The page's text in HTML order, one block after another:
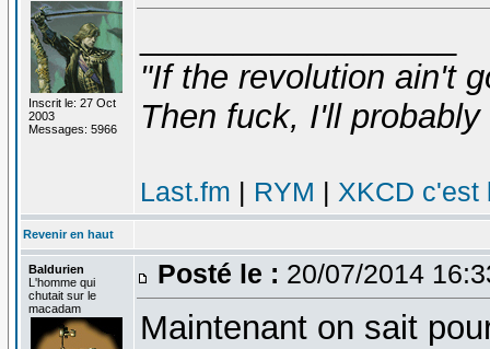
Inscrit le: 27 Oct
2003
Messages: 5966
"If the revolution ain't
Then fuck, I'll
Last.fm | RYM | XKCD c'est
Revenir en haut
Baldurien
L'homme qui
chutait sur le
macadam
Posté le : 20/07/2014
Maintenant on sait